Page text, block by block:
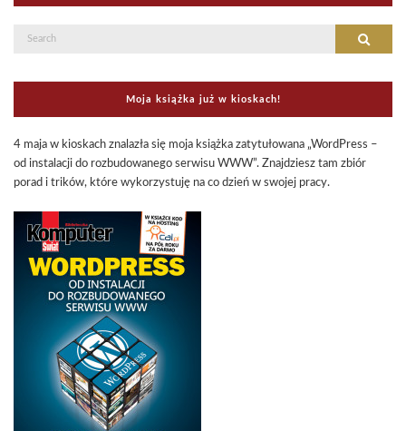
Search
Moja książka już w kioskach!
4 maja w kioskach znalazła się moja książka zatytułowana „WordPress –
od instalacji do rozbudowanego serwisu WWW”. Znajdziesz tam zbiór
porad i trików, które wykorzystuję na co dzień w swojej pracy.